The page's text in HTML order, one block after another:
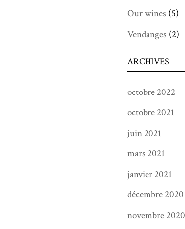
Our wines (5)
Vendanges (2)
ARCHIVES
octobre 2022
octobre 2021
juin 2021
mars 2021
janvier 2021
décembre 2020
novembre 2020